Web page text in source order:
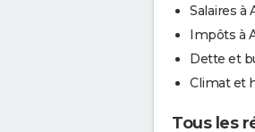
Salaires à
Impôts à
Dette et
Climat et
Tous les